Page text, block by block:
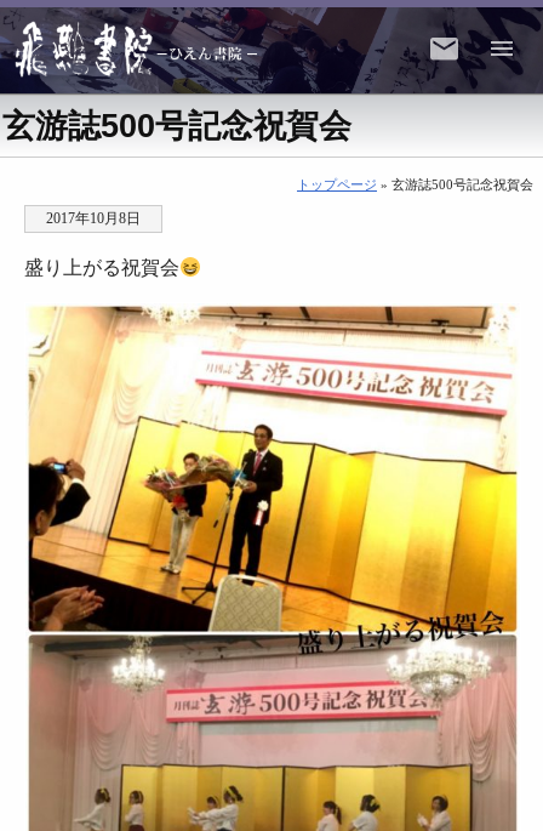
玄游誌500号記念祝賀会
トップページ » 玄游誌500号記念祝賀会
2017年10月8日
盛り上がる祝賀会